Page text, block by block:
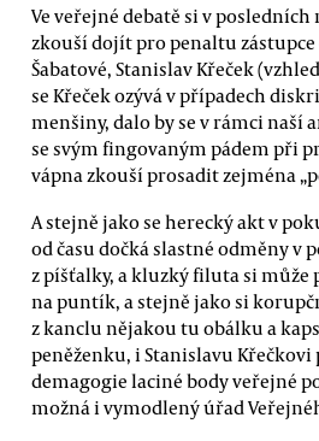
Ve veřejné debatě si v posledních
zkouší dojít pro penaltu
Šabatové, Stanislav Křeček
se Křeček ozývá v případech
menšiny, dalo by se v rámci naší
se svým fingovaným pádem při
vápna zkouší prosadit zejména
A stejně jako se herecký akt v
od času dočká slastné odměny v
z píšťalky, a kluzký filuta si může
na puntík, a stejně jako si
z kanclu nějakou tu obálku a
peněženku, i Stanislavu Křečkovi
demagogie laciné body veřejné
možná i vymodlený úřad